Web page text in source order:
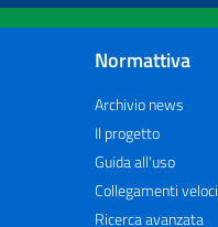
Normattiva
Archivio news
Il progetto
Guida all'uso
Collegamenti veloci
Ricerca avanzata